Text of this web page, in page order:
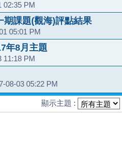
02:35 PM
期課題(觀海)評點結果
05:01 PM
年8月主題
11:18 PM
08-03 05:22 PM
顯示主題 :